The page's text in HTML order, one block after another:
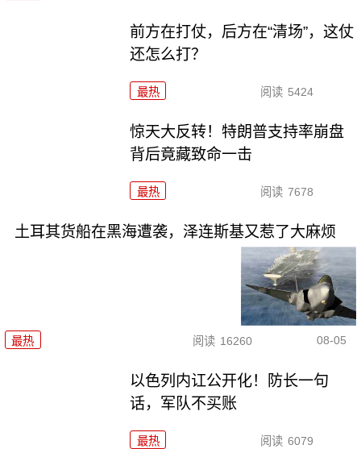
前方在打仗，后方在“清场”，这仗
还怎么打？
最热 阅读 5424
惊天大反转！特朗普支持率崩盘
背后竟藏致命一击
最热 阅读 7678
土耳其货船在黑海遭袭，泽连斯基又惹了大麻烦
最热 阅读 16260 08-05
以色列内讧公开化！防长一句
话，军队不买账
最热 阅读 6079